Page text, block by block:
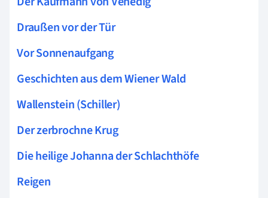
Draußen vor der Tür
Vor Sonnenaufgang
Geschichten aus dem Wiener Wald
Wallenstein (Schiller)
Der zerbrochne Krug
Die heilige Johanna der Schlachthöfe
Reigen